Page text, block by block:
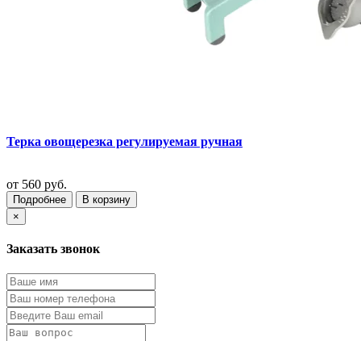
Терка овощерезка регулируемая ручная
от 560 руб.
Подробнее
В корзину
×
Заказать звонок